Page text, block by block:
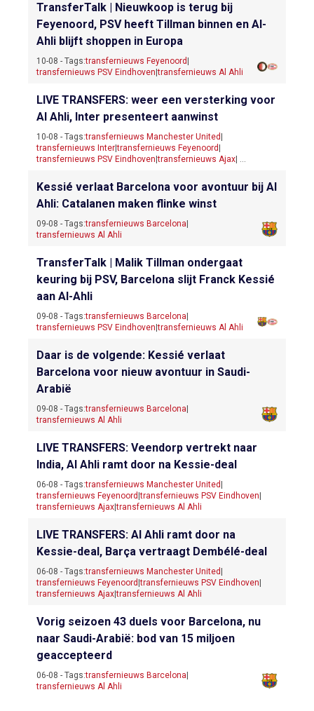
TransferTalk | Nieuwkoop is terug bij
Feyenoord, PSV heeft Tillman binnen en Al-
Ahli blijft shoppen in Europa
10-08 - Tags:transfernieuws Feyenoord
transfernieuws PSV Eindhoven |transfernieuws Al Ahli
LIVE TRANSFERS: weer een versterking voor
Al Ahli, Inter presenteert aanwinst
10-08 - Tags:transfernieuws Manchester United
transfernieuws Inter|transfernieuws Feyenoord
transfernieuws PSV Eindhoven |transfernieuws Ajax | ...
Kessié verlaat Barcelona voor avontuur bij Al
Ahli: Catalanen maken flinke winst
09-08 - Tags:transfernieuws Barcelona
transfernieuws Al Ahli
TransferTalk | Malik Tillman ondergaat
keuring bij PSV, Barcelona slijt Franck Kessié
aan Al-Ahli
09-08 - Tags:transfernieuws Barcelona
transfernieuws PSV Eindhoven |transfernieuws Al Ahli
Daar is de volgende: Kessié verlaat
Barcelona voor nieuw avontuur in Saudi-
Arabië
09-08 - Tags:transfernieuws Barcelona
transfernieuws Al Ahli
LIVE TRANSFERS: Veendorp vertrekt naar
India, Al Ahli ramt door na Kessie-deal
06-08 - Tags:transfernieuws Manchester United
transfernieuws Feyenoord |transfernieuws PSV Eindhoven
transfernieuws Ajax|transfernieuws Al Ahli
LIVE TRANSFERS: Al Ahli ramt door na
Kessie-deal, Barça vertraagt Dembélé-deal
06-08 - Tags:transfernieuws Manchester United
transfernieuws Feyenoord |transfernieuws PSV Eindhoven
transfernieuws Ajax|transfernieuws Al Ahli
Vorig seizoen 43 duels voor Barcelona, nu
naar Saudi-Arabië: bod van 15 miljoen
geaccepteerd
06-08 - Tags:transfernieuws Barcelona
transfernieuws Al Ahli